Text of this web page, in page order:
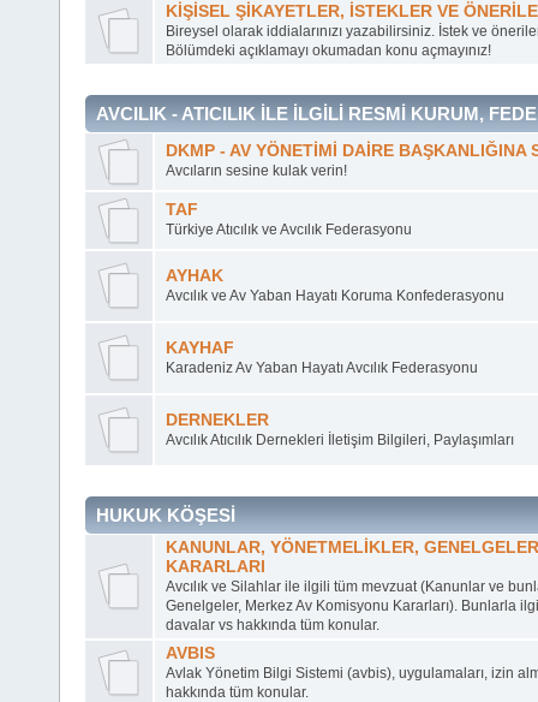
KİŞİSEL ŞİKAYETLER, İSTEKLER VE
Bireysel olarak iddialarınızı yazabilirsiniz. İstek ve
Bölümdeki açıklamayı okumadan konu açmayınız!
AVCILIK - ATICILIK İLE İLGİLİ RESMİ KURUM,
DKMP - AV YÖNETİMİ DAİRE BAŞKANLIĞINA
Avcıların sesine kulak verin!
TAF
Türkiye Atıcılık ve Avcılık Federasyonu
AYHAK
Avcılık ve Av Yaban Hayatı Koruma Konfederasyonu
KAYHAF
Karadeniz Av Yaban Hayatı Avcılık Federasyonu
DERNEKLER
Avcılık Atıcılık Dernekleri İletişim Bilgileri, Paylaşımları
HUKUK KÖŞESİ
KANUNLAR, YÖNETMELİKLER,
KARARLARI
Avcılık ve Silahlar ile ilgili tüm mevzuat (Kanunlar ve
Genelgeler, Merkez Av Komisyonu Kararları). Bunlarla
davalar vs hakkında tüm konular.
AVBIS
Avlak Yönetim Bilgi Sistemi (avbis), uygulamaları, izin
hakkında tüm konular.